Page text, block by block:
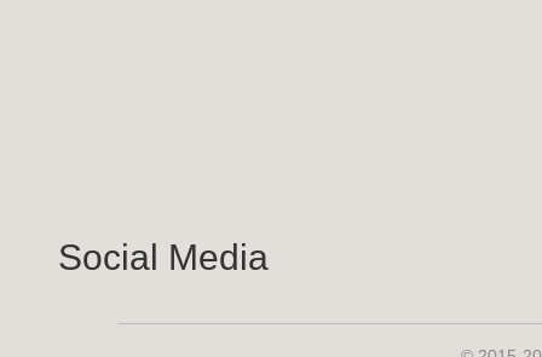
Social Media